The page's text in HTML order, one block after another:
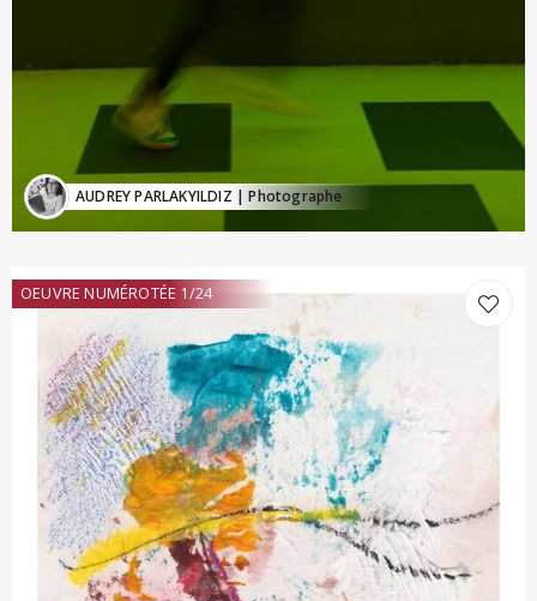
AUDREY PARLAKYILDIZ | Photographe
OEUVRE NUMÉROTÉE 1/24